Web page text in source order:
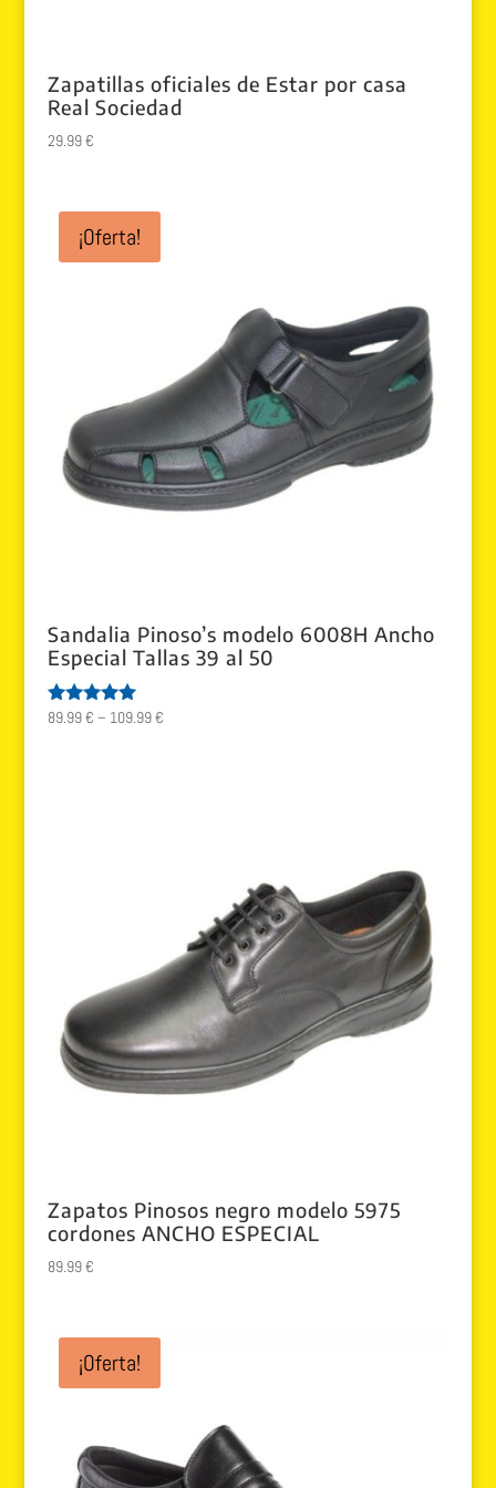
Zapatillas oficiales de Estar por casa
Real Sociedad
29.99€
¡Oferta!
Sandalia Pinoso’s modelo 6008H Ancho
Especial Tallas 39 al 50
Valorado
89.99€ – 109.99€
Zapatos Pinosos negro modelo 5975
cordones ANCHO ESPECIAL
89.99€
¡Oferta!